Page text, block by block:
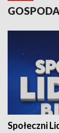
Społeczni